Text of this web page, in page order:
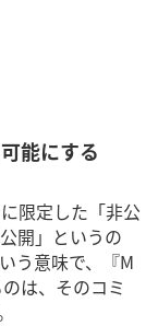
能にする
限定した「非公
開」というの
う意味で、『M
は、そのコミ